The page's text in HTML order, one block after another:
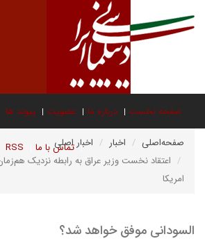
صفحه نخست درباره ما عضویت پیوند ها
تماس با ما RSS صفحه‌اصلی اخبار
اخبار اصلی
اعتقاد نخست وزیر عراق به رابطه نزدیک
امریکا
السودانی موفق خواهد شد؟